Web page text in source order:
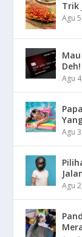
Trik
Agu
Deh!
Agu
Agu
Agu